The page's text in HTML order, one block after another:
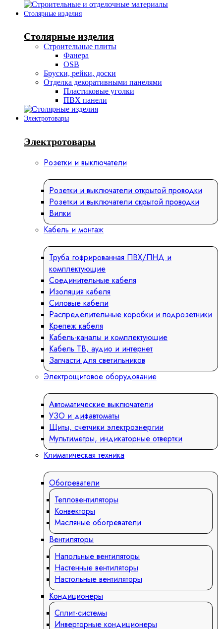
Столярные изделия
Столярные изделия
Строительные плиты
Фанера
OSB
Бруски, рейки, доски
Отделка декоративными панелями
Пластиковые уголки
ПВХ панели
Электротовары
Электротовары
Розетки и выключатели
Розетки и выключатели открытой проводки
Розетки и выключатели скрытой проводки
Вилки
Кабель и монтаж
Труба гофрированная ПВХ/ПНД и
комплектующие
Соединительные кабеля
Изоляция кабеля
Силовые кабели
Распределительные коробки и подрозетники
Крепеж кабеля
Кабель-каналы и комплектующие
Кабель ТВ, аудио и интернет
Запчасти для светильников
Электрощитовое оборудование
Автоматические выключатели
УЗО и дифавтоматы
Щиты, счетчики электроэнергии
Мультиметры, индикаторные отвертки
Климатическая техника
Обогреватели
Тепловентиляторы
Конвекторы
Масляные обогреватели
Вентиляторы
Напольные вентиляторы
Настенные вентиляторы
Настольные вентиляторы
Кондиционеры
Сплит-системы
Инверторные кондиционеры